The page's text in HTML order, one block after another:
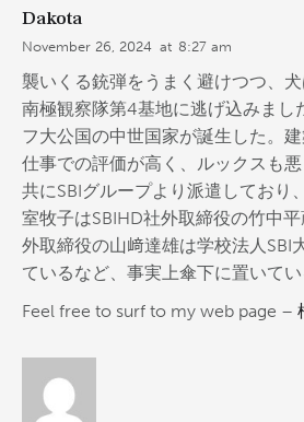
Dakota
November 26, 2024 at 8:27 am
襲いくる銃弾をうまく避けつつ、
南極観察隊第4基地に逃げ込みまし
フ大公国の中世国家が誕生した。建
仕事での評価が高く、ルックスも
共にSBIグループより派遣しており
室牧子はSBIHD社外取締役の竹中
外取締役の山﨑達雄は学校法人SBI
ているなど、事実上傘下に置いてい
Feel free to surf to my web page –